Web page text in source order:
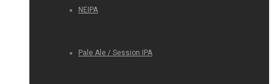
NEIPA
Pale Ale / Session IPA